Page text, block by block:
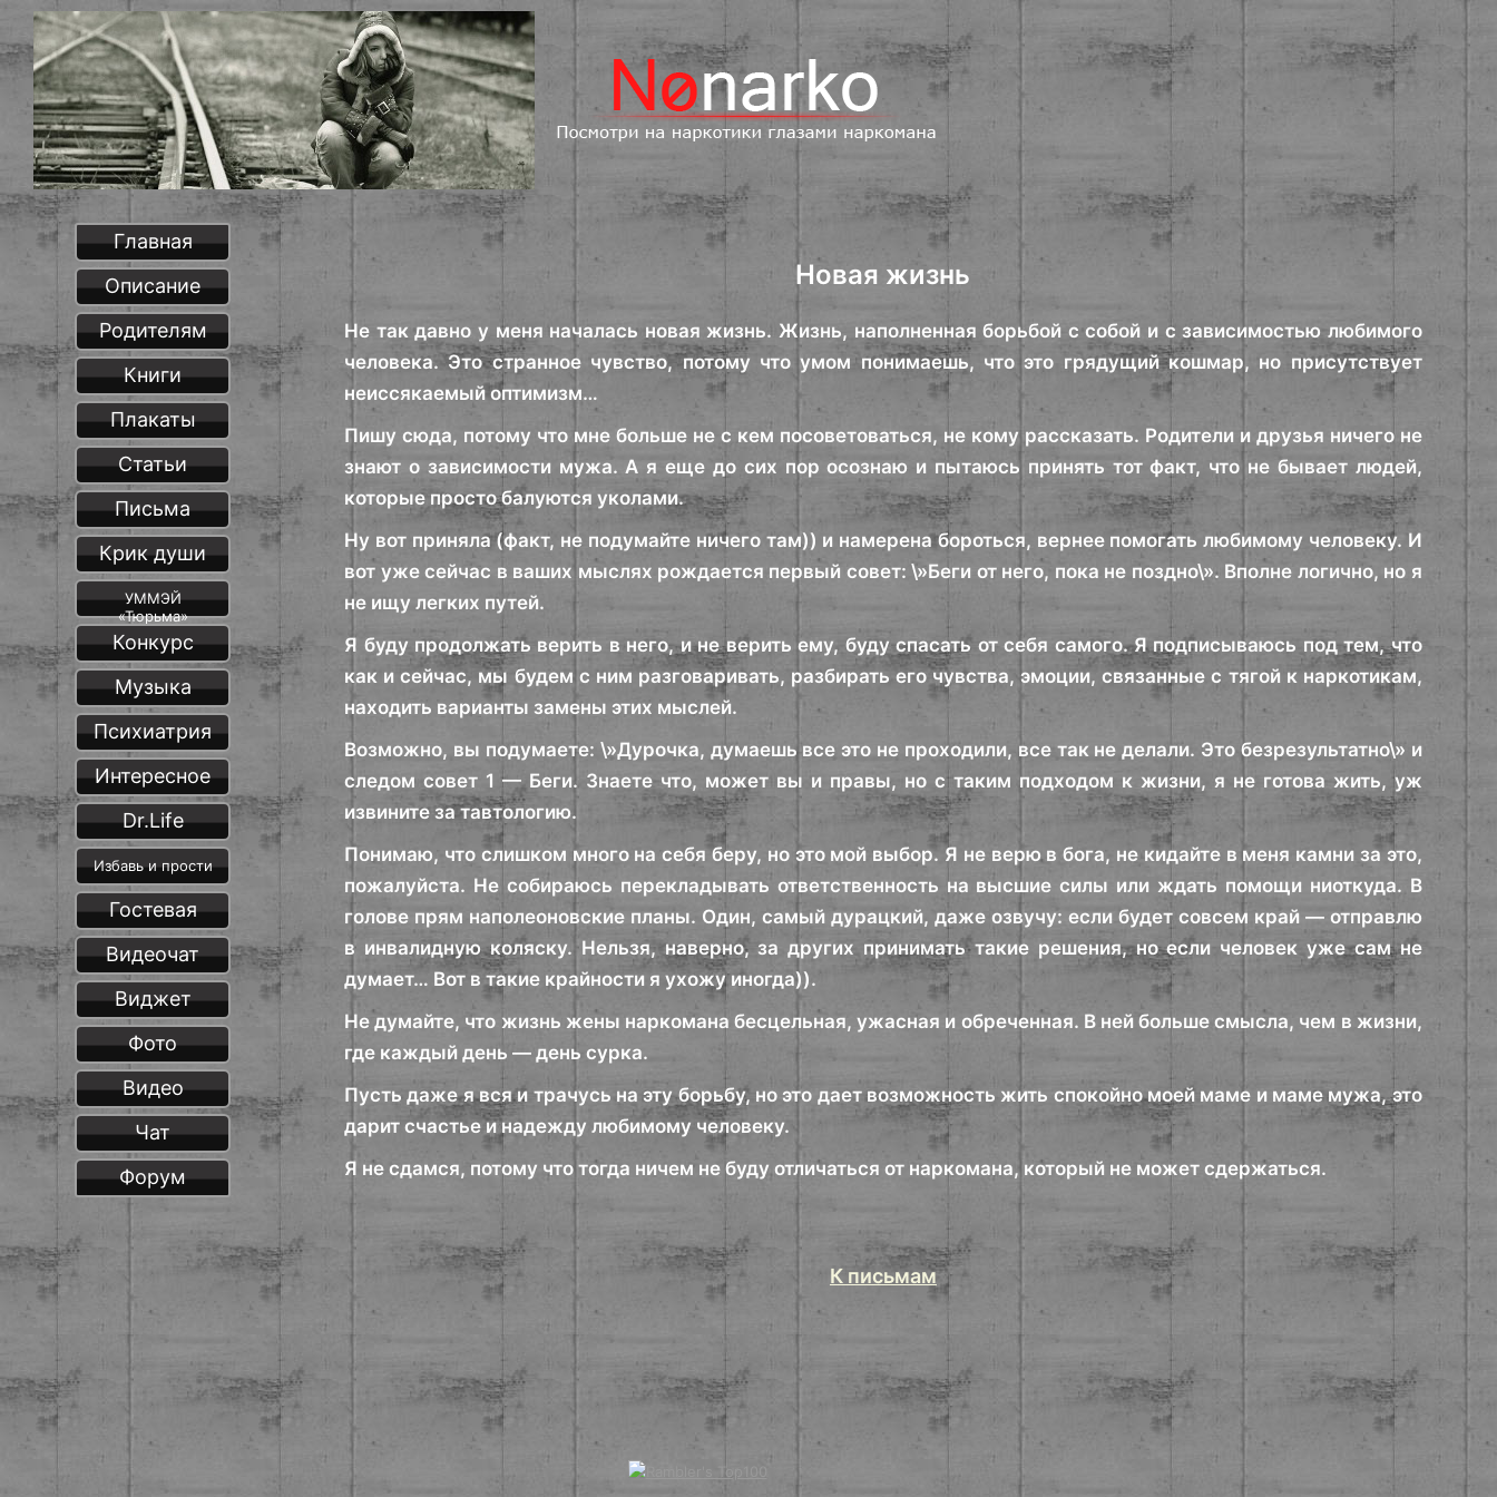
Новая жизнь
Не так давно у меня началась новая жизнь. Жизнь, наполненная борьбой с собой и с зависимостью любимого
человека. Это странное чувство, потому что умом понимаешь, что это грядущий кошмар, но присутствует
неиссякаемый оптимизм…
Пишу сюда, потому что мне больше не с кем посоветоваться, не кому рассказать. Родители и друзья ничего не
знают о зависимости мужа. А я еще до сих пор осознаю и пытаюсь принять тот факт, что не бывает людей,
которые просто балуются уколами.
Ну вот приняла (факт, не подумайте ничего там)) и намерена бороться, вернее помогать любимому человеку. И
вот уже сейчас в ваших мыслях рождается первый совет: \»Беги от него, пока не поздно\». Вполне логично, но я
не ищу легких путей.
Я буду продолжать верить в него, и не верить ему, буду спасать от себя самого. Я подписываюсь под тем, что
как и сейчас, мы будем с ним разговаривать, разбирать его чувства, эмоции, связанные с тягой к наркотикам,
находить варианты замены этих мыслей.
Возможно, вы подумаете: \»Дурочка, думаешь все это не проходили, все так не делали. Это безрезультатно\» и
следом совет 1 — Беги. Знаете что, может вы и правы, но с таким подходом к жизни, я не готова жить, уж
извините за тавтологию.
Понимаю, что слишком много на себя беру, но это мой выбор. Я не верю в бога, не кидайте в меня камни за это,
пожалуйста. Не собираюсь перекладывать ответственность на высшие силы или ждать помощи ниоткуда. В
голове прям наполеоновские планы. Один, самый дурацкий, даже озвучу: если будет совсем край — отправлю
в инвалидную коляску. Нельзя, наверно, за других принимать такие решения, но если человек уже сам не
думает… Вот в такие крайности я ухожу иногда)).
Не думайте, что жизнь жены наркомана бесцельная, ужасная и обреченная. В ней больше смысла, чем в жизни,
где каждый день — день сурка.
Пусть даже я вся и трачусь на эту борьбу, но это дает возможность жить спокойно моей маме и маме мужа, это
дарит счастье и надежду любимому человеку.
Я не сдамся, потому что тогда ничем не буду отличаться от наркомана, который не может сдержаться.
К письмам
Главная
Описание
Родителям
Книги
Плакаты
Статьи
Письма
Крик души
УММЭЙ
«Тюрьма»
Конкурс
Музыка
Психиатрия
Интересное
Dr.Life
Избавь и прости
Гостевая
Видеочат
Виджет
Фото
Видео
Чат
Форум